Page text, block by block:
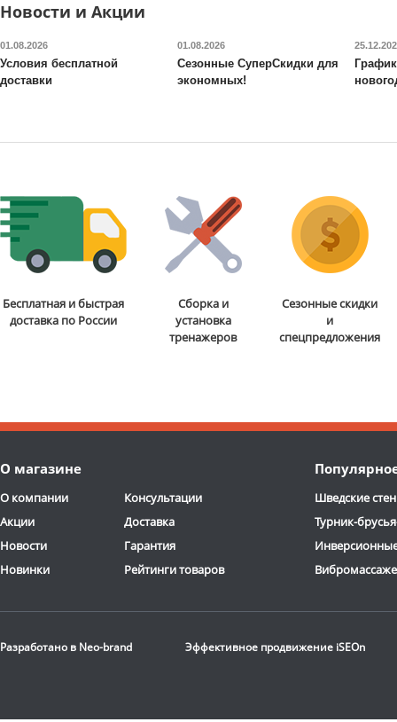
Новости и Акции
01.08.2026
Условия бесплатной
доставки
01.08.2026
Сезонные СуперСкидки для
экономных!
Бесплатная и быстрая
доставка по России
Сборка и
установка
тренажеров
Сезонные скидки
и
спецпредложения
О магазине
О компании
Акции
Новости
Новинки
Консультации
Доставка
Гарантия
Рейтинги товаров
Шведские
Турник-
Разработано в Neo-brand Эффективное продвижение iSEOn